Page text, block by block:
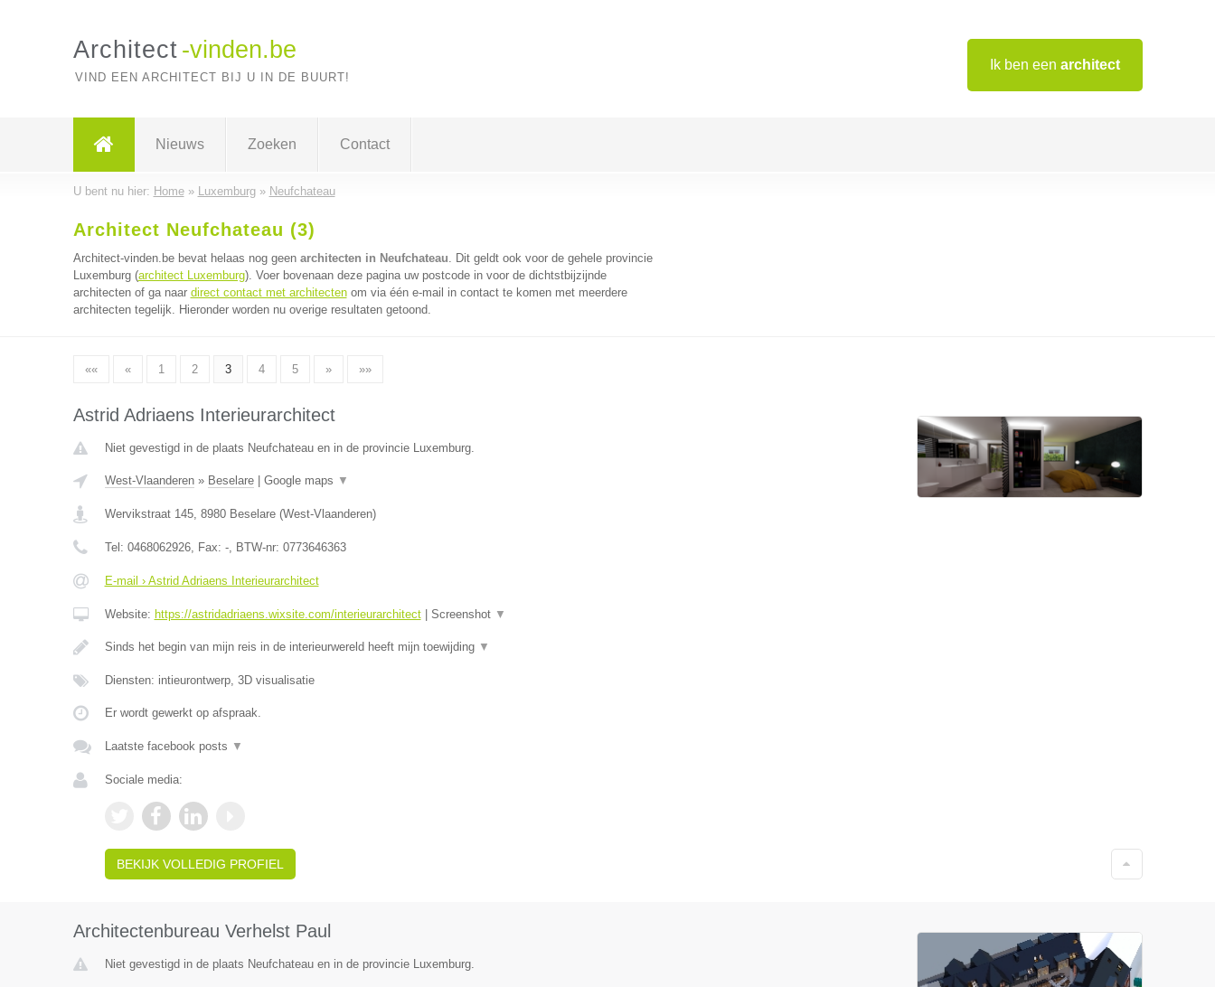
Ik ben een architect
Architect -vinden.be
VIND EEN ARCHITECT BIJ U IN DE BUURT!
Nieuws Zoeken Contact
U bent nu hier: Home» Luxemburg» Neufchateau
Architect Neufchateau (3)
Architect-vinden.be bevat helaas nog geen architecten in Neufchateau. Dit geldt ook voor de gehele provincie
Luxemburg (architect Luxemburg). Voer bovenaan deze pagina uw postcode in voor de dichtstbijzijnde
architecten of ga naar direct contact met architectenom via één e-mail in contact te komen met meerdere
architecten tegelijk. Hieronder worden nu overige resultaten getoond.
«« « 1 2 3 4 5 » »»
Astrid Adriaens Interieurarchitect
Niet gevestigd in de plaats Neufchateau en in de provincie Luxemburg.
West-Vlaanderen» Beselare| Google maps ▼
Wervikstraat 145, 8980 Beselare(West-Vlaanderen)
Tel: 0468062926, Fax: -, BTW-nr: 0773646363
E-mail › Astrid Adriaens Interieurarchitect
Website: https://astridadriaens.wixsite.com/interieurarchitect| Screenshot ▼
Sinds het begin van mijn reis in de interieurwereld heeft mijn toewijding ▼
Diensten: intieurontwerp, 3D visualisatie
Er wordt gewerkt op afspraak.
Laatste facebook posts ▼
Sociale media:
BEKIJK VOLLEDIG PROFIEL
Architectenbureau Verhelst Paul
Niet gevestigd in de plaats Neufchateau en in de provincie Luxemburg.